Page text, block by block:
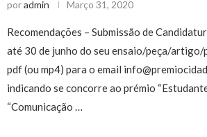
poradmin Março 31, 2020
Recomendações – Submissão de
até 30 de junho do seu ensaio/peça/
pdf (ou mp4) para o email
indicando se concorre ao prémio
“Comunicação …